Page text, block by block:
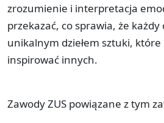
zrozumienie i interpretacja
przekazać, co sprawia, że każdy
unikalnym dziełem sztuki,
inspirować innych.
Zawody ZUS powiązane z tym